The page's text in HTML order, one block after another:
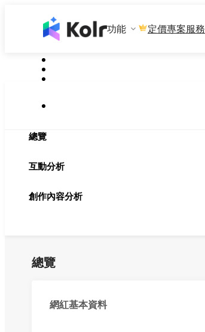
功能 定價專案服務
總覽
互動分析
創作內容分析
總覽
網紅基本資料